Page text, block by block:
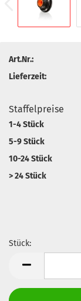
Art.Nr.:
Lieferzeit:
Staffelpreise
1-4 Stück
5-9 Stück
10-24 Stück
> 24 Stück
Stück: